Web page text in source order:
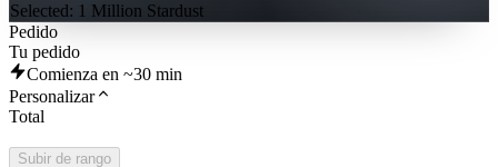
Selected: 1 Million Stardust
Pedido
Tu pedido
Comienza en ~30 min
Personalizar
Total
Subir de rango